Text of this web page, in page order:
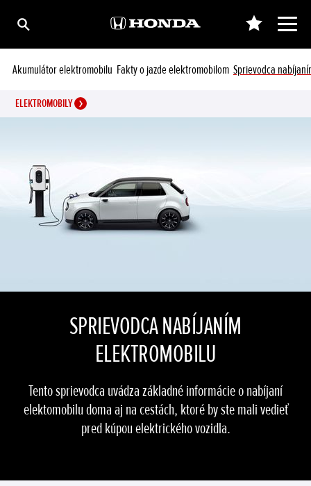
Akumulátor elektromobilu Fakty o jazde elektromobilom Sprievodca
ELEKTROMOBILY
SPRIEVODCA NABÍJANÍM
ELEKTROMOBILU
Tento sprievodca uvádza základné informácie o nabíjaní
elektomobilu doma aj na cestách, ktoré by ste mali vedieť
pred kúpou elektrického vozidla.